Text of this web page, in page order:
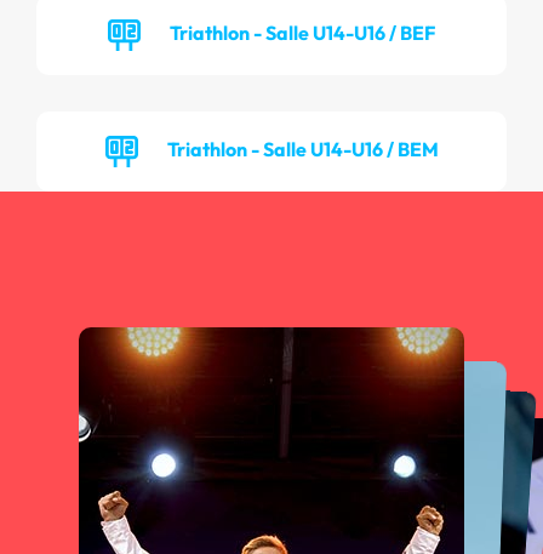
Triathlon - Salle U14-U16 / BEF
Triathlon - Salle U14-U16 / BEM